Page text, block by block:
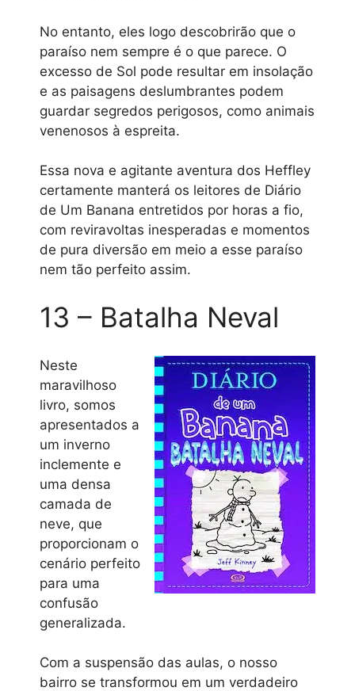
No entanto, eles logo descobrirão que o
paraíso nem sempre é o que parece. O
excesso de Sol pode resultar em insolação
e as paisagens deslumbrantes podem
guardar segredos perigosos, como animais
venenosos à espreita.
Essa nova e agitante aventura dos Heffley
certamente manterá os leitores de Diário
de Um Banana entretidos por horas a fio,
com reviravoltas inesperadas e momentos
de pura diversão em meio a esse paraíso
nem tão perfeito assim.
13 – Batalha Neval
Neste
maravilhoso
livro, somos
apresentados a
um inverno
inclemente e
uma densa
camada de
neve, que
proporcionam o
cenário perfeito
para uma
confusão
generalizada.
Com a suspensão das aulas, o nosso
bairro se transformou em um verdadeiro